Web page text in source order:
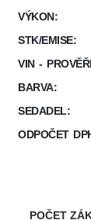
VÝKON:
STK/EMISE:
VIN -
BARVA:
SEDADEL:
ODPOČET
POČET